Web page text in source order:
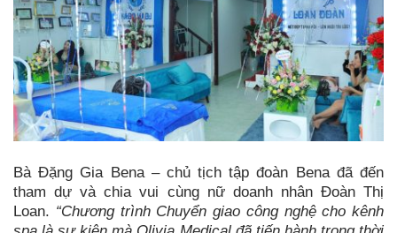
Bà Đặng Gia Bena – chủ tịch tập đoàn Bena đã đến
tham dự và chia vui cùng nữ doanh nhân Đoàn Thị
Loan. “Chương trình Chuyển giao công nghệ cho kênh